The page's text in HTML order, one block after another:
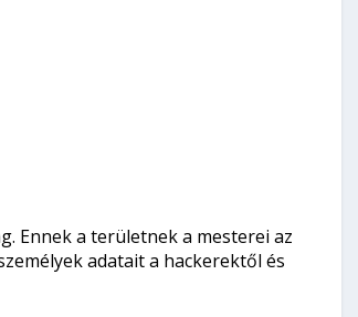
Ennek a területnek a mesterei az
adatait a hackerektől és